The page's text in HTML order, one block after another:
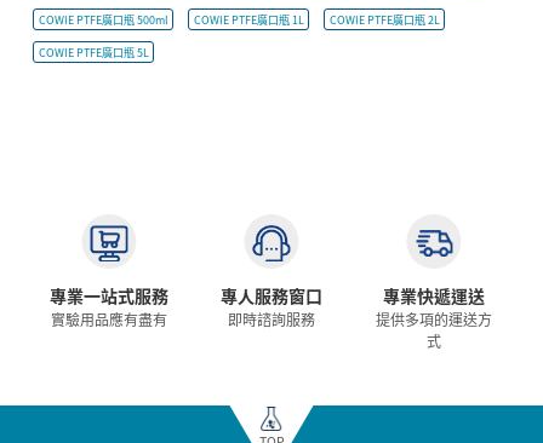
COWIE PTFE廣口瓶 500ml COWIE PTFE廣口瓶 1L COWIE PTFE廣口瓶 2L
COWIE PTFE廣口瓶 5L
專業一站式服務
實驗用品應有盡有
專人服務窗口
即時諮詢服務
專業快遞運送
提供多項的運送方
式